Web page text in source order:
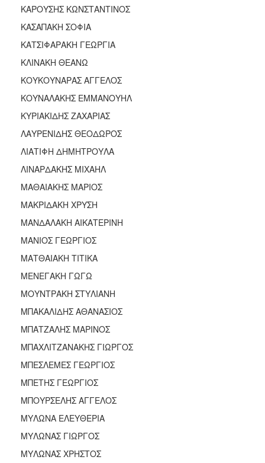
ΚΑΡΟΥΣΗΣ ΚΩΝΣΤΑΝΤΙΝΟΣ
ΚΑΣΑΠΑΚΗ ΣΟΦΙΑ
ΚΑΤΣΙΦΑΡΑΚΗ ΓΕΩΡΓΙΑ
ΚΛΙΝΑΚΗ ΘΕΑΝΩ
ΚΟΥΚΟΥΝΑΡΑΣ ΑΓΓΕΛΟΣ
ΚΟΥΝΑΛΑΚΗΣ ΕΜΜΑΝΟΥΗΛ
ΚΥΡΙΑΚΙΔΗΣ ΖΑΧΑΡΙΑΣ
ΛΑΥΡΕΝΙΔΗΣ ΘΕΟΔΩΡΟΣ
ΛΙΑΤΙΦΗ ΔΗΜΗΤΡΟΥΛΑ
ΛΙΝΑΡΔΑΚΗΣ ΜΙΧΑΗΛ
ΜΑΘΑΙΑΚΗΣ ΜΑΡΙΟΣ
ΜΑΚΡΙΔΑΚΗ ΧΡΥΣΗ
ΜΑΝΔΑΛΑΚΗ ΑΙΚΑΤΕΡΙΝΗ
ΜΑΝΙΟΣ ΓΕΩΡΓΙΟΣ
ΜΑΤΘΑΙΑΚΗ ΤΙΤΙΚΑ
ΜΕΝΕΓΑΚΗ ΓΩΓΩ
ΜΟΥΝΤΡΑΚΗ ΣΤΥΛΙΑΝΗ
ΜΠΑΚΑΛΙΔΗΣ ΑΘΑΝΑΣΙΟΣ
ΜΠΑΤΖΑΛΗΣ ΜΑΡΙΝΟΣ
ΜΠΑΧΛΙΤΖΑΝΑΚΗΣ ΓΙΩΡΓΟΣ
ΜΠΕΣΛΕΜΕΣ ΓΕΩΡΓΙΟΣ
ΜΠΕΤΗΣ ΓΕΩΡΓΙΟΣ
ΜΠΟΥΡΣΕΛΗΣ ΑΓΓΕΛΟΣ
ΜΥΛΩΝΑ ΕΛΕΥΘΕΡΙΑ
ΜΥΛΩΝΑΣ ΓΙΩΡΓΟΣ
ΜΥΛΩΝΑΣ ΧΡΗΣΤΟΣ